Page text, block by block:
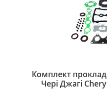
Комплект
Чері Джагі